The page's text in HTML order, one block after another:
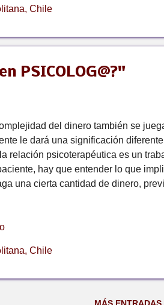
sus vidas, que ayudaría a satisfacer
Chile
PSICOLOG@?"
del dinero también se
le dará una significación
relación psicoterapéutica es un
hay que entender lo que
una cierta cantidad de dinero,
permite que esta función se haga
con el amigo, la madre o el padre.
efectos, si el profesional atendiera
Chile